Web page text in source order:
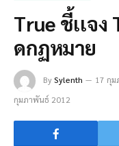
True ชี้เเจง
ดกฏหมาย
BySylenth 17 กุ
กุมภาพันธ์ 2012